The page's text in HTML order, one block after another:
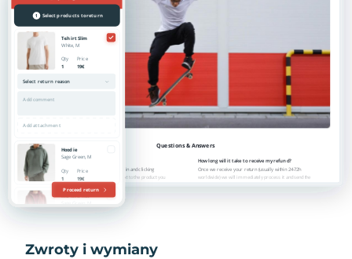
Zwroty i wymiany